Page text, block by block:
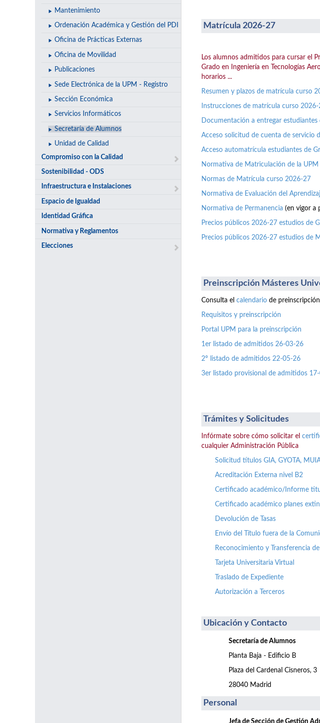
Mantenimiento
Ordenación Académica y Gestión del PDI
Oficina de Prácticas Externas
Oficina de Movilidad
Publicaciones
Sede Electrónica de la UPM - Registro
Sección Económica
Servicios Informáticos
Secretaría de Alumnos
Unidad de Calidad
Compromiso con la Calidad
Sostenibilidad - ODS
Infraestructura e Instalaciones
Espacio de Igualdad
Identidad Gráfica
Normativa y Reglamentos
Elecciones
Matrícula 2026-27
Los alumnos admitidos para cursar el
Grado en Ingeniería en Tecnologías
horarios ...
Resumen y plazos de matrícula curso
Instrucciones de matrícula curso 2026-
Documentación a entregar
Acceso solicitud de cuenta de servicio
Acceso automatrícula estudiantes de
Normativa de Matriculación de la UPM
Normas de Matrícula curso 2026-27
Normativa de Evaluación del
Normativa de Permanencia (en vigor a
Precios públicos 2026-27 estudios de
Precios públicos 2026-27 estudios de
Preinscripción Másteres
Consulta el calendario de
Requisitos y preinscripción
Portal UPM para la preinscripción
1er listado de admitidos 26-03-26
2º listado de admitidos 22-05-26
3er listado provisional de admitidos
Trámites y Solicitudes
Infórmate sobre cómo solicitar el
cualquier Administración Pública
Solicitud títulos GIA, GYOTA,
Acreditación Externa nivel B2
Certificado académico/Informe
Certificado académico planes
Devolución de Tasas
Envío del Título fuera de la
Reconocimiento y Transferencia
Tarjeta Universitaria Virtual
Traslado de Expediente
Autorización a Terceros
Ubicación y Contacto
Secretaría de Alumnos
Planta Baja - Edificio B
Plaza del Cardenal Cisneros, 3
28040 Madrid
Personal
Jefa de Sección de Gestión